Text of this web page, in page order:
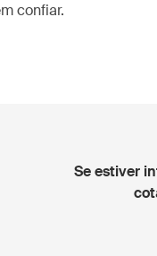
confiar.
Se estiver